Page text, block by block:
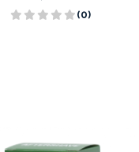
(0)